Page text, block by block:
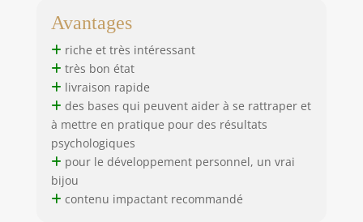
Avantages
riche et très intéressant
très bon état
livraison rapide
des bases qui peuvent aider à se rattraper et
à mettre en pratique pour des résultats
psychologiques
pour le développement personnel, un vrai
bijou
contenu impactant recommandé